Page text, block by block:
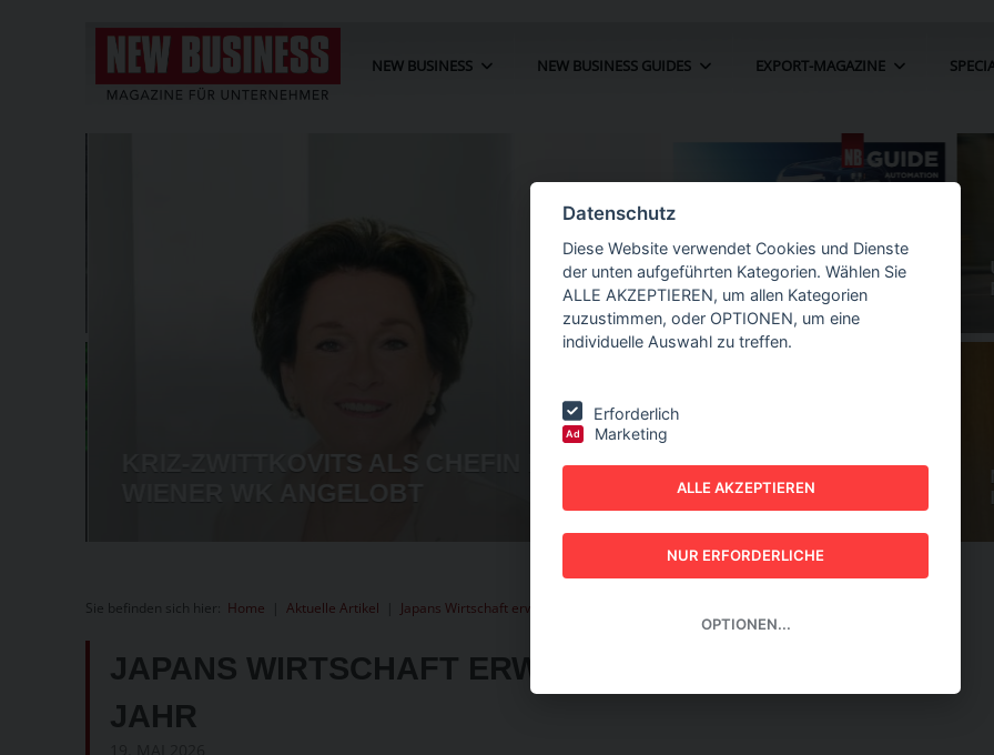
NEW BUSINESS NEW BUSINESS GUIDES EXPORT-MAGAZINE
KRIZ-ZWITTKOVITS ALS CHEFIN DER
WIENER WK ANGELOBT
GUIDES - AUTOMATION
GUIDE 2026
Sie befinden sich hier: Home Aktuelle Artikel Japans Wirtschaft erwischt guten Start ins Jahr
JAPANS WIRTSCHAFT ERWISCHT GUTEN START INS
JAHR
Datenschutz
Diese Website verwendet Cookies und Dienste
der unten aufgeführten Kategorien. Wählen Sie
ALLE AKZEPTIEREN, um allen Kategorien
zuzustimmen, oder OPTIONEN, um eine
individuelle Auswahl zu treffen.
Erforderlich
Ad Marketing
ALLE AKZEPTIEREN
NUR ERFORDERLICHE
OPTIONEN...